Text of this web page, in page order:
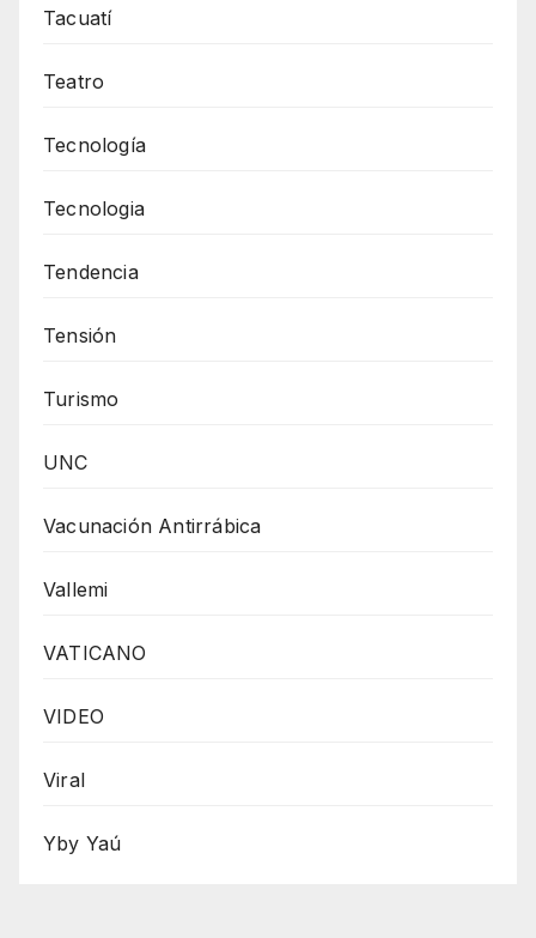
Tacuatí
Teatro
Tecnología
Tecnologia
Tendencia
Tensión
Turismo
UNC
Vacunación Antirrábica
Vallemi
VATICANO
VIDEO
Viral
Yby Yaú